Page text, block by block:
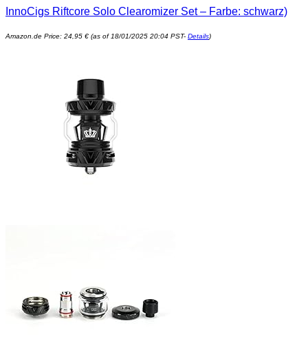
InnoCigs Riftcore Solo Clearomizer Set – Farbe: schwarz)
Amazon.de Price: 24,95 € (as of 18/01/2025 20:04 PST- Details)